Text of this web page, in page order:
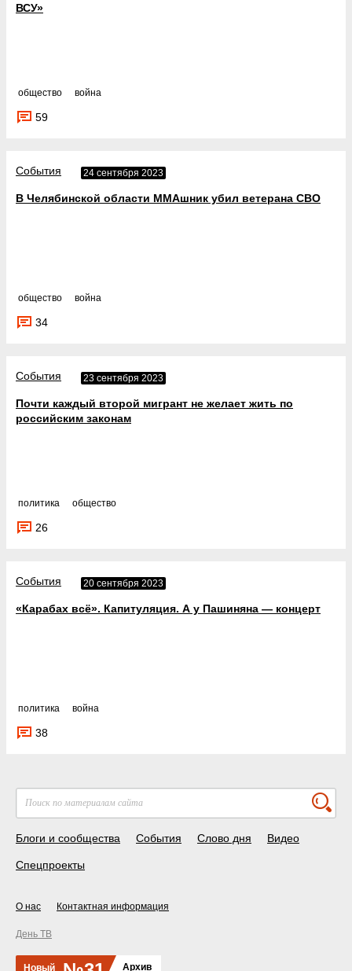
ВСУ»
общество война
59
События 24 сентября 2023
В Челябинской области ММАшник убил ветерана СВО
общество война
34
События 23 сентября 2023
Почти каждый второй мигрант не желает жить по
российским законам
политика общество
26
События 20 сентября 2023
«Карабах всё». Капитуляция. А у Пашиняна — концерт
политика война
38
Блоги и сообщества События Слово дня Видео
Спецпроекты
О нас Контактная информация
День ТВ
Новый Архив